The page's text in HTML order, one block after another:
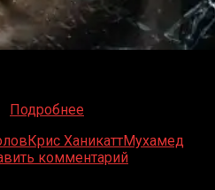
Подробнее
Крис ХаникаттМухамед
комментарий